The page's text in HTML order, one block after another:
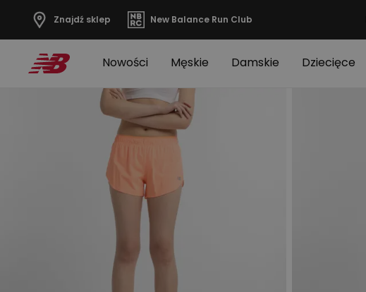
Znajdź sklep New Balance Run Club
Nowości Męskie Damskie Dziecięce